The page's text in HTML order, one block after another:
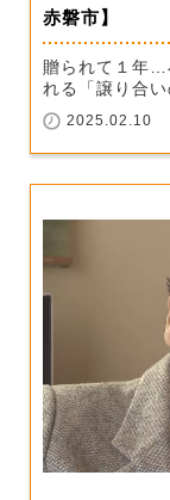
赤磐市】
贈られて１年…
れる「譲り合
2025.02.10